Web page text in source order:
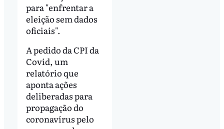
para "enfrentar a
eleição sem dados
oficiais".
A pedido da CPI da
Covid, um
relatório que
aponta ações
deliberadas para
propagação do
coronavírus pelo